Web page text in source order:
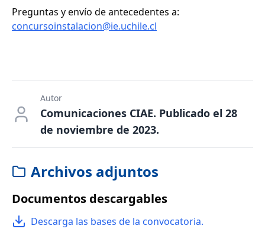
Preguntas y envío de antecedentes a:
concursoinstalacion@ie.uchile.cl
Autor
Comunicaciones CIAE. Publicado el 28
de noviembre de 2023.
Archivos adjuntos
Documentos descargables
Descarga las bases de la convocatoria.